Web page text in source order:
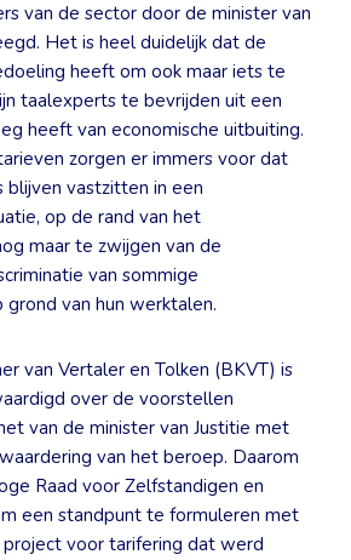
van de sector door de minister van
Het is heel duidelijk dat de
heeft om ook maar iets te
taalexperts te bevrijden uit een
heeft van economische uitbuiting.
zorgen er immers voor dat
blijven vastzitten in een
op de rand van het
maar te zwijgen van de
van sommige
van hun werktalen.
van Vertaler en Tolken (BKVT) is
over de voorstellen
van de minister van Justitie met
van het beroep. Daarom
Raad voor Zelfstandigen en
een standpunt te formuleren met
voor tarifering dat werd